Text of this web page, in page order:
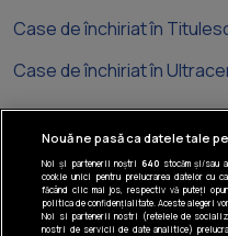
Case de închiriat în
Case de închiriat în
Tel: +40 374 40 44 99
Iride Business Park, Bld.
Nouă ne pasă ca datele tale
Noi și partenerii noștri 640stocăm și/sau
cookie unici pentru prelucrarea datelor cu
făcând clic mai jos, respectiv vă puteți
politica de confidențialitate. Aceste alegeri
Noi si partenerii nostri (retelele de
nostri de servicii de date analitice)